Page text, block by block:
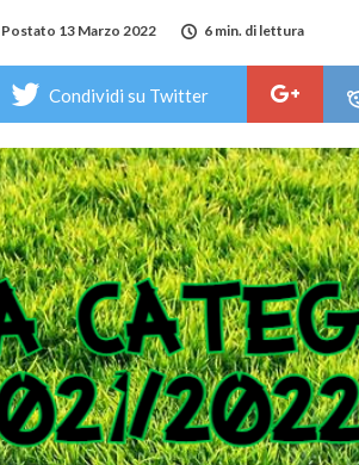
Postato 13 Marzo 2022 6 min. di lettura
Condividi su Twitter